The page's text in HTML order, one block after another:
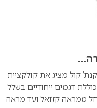
קול מציג את קולקציית
הנשים והגברים לחורף 2008, הכוללת דגמים ייחודיים בשלל
ממראה קז’ואל ועד מראה